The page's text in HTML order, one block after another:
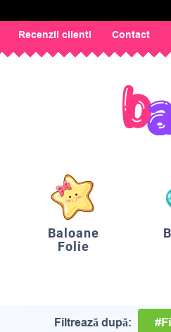
Recenzii clienti Contact
Baloane
Folie
Filtrează după: